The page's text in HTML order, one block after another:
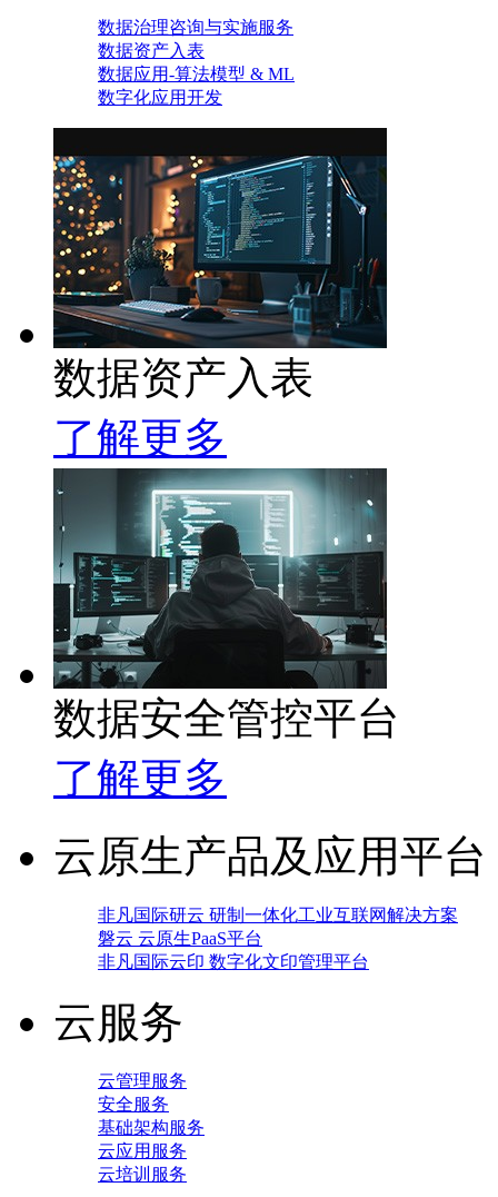
数据治理咨询与实施服务
数据资产入表
数据应用-算法模型 & ML
数字化应用开发
数据资产入表
了解更多
数据安全管控平台
了解更多
云原生产品及应用平台
非凡国际研云 研制一体化工业互联网解决方案
磐云 云原生PaaS平台
非凡国际云印 数字化文印管理平台
云服务
云管理服务
安全服务
基础架构服务
云应用服务
云培训服务